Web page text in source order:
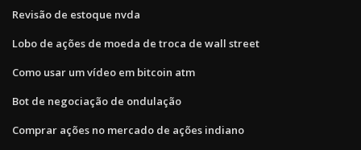
Revisão de estoque nvda
Lobo de ações de moeda de troca de wall street
Como usar um vídeo em bitcoin atm
Bot de negociação de ondulação
Comprar ações no mercado de ações indiano